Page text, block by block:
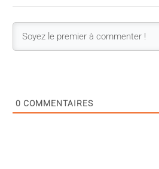
0 COMMENTAIRES